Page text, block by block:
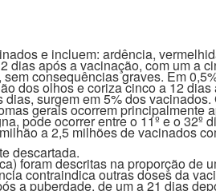
e incluem: ardência,
dias após a vacinação, com um a
consequências graves. Em
dos olhos e coriza cinco a 12
surgem em 5% dos
gerais ocorrem principalmente
pode ocorrer entre o 11º e o
a 2,5 milhões de vacinados
descartada.
foram descritas na proporção
contraindica outras doses da
a puberdade, de um a 21 dias